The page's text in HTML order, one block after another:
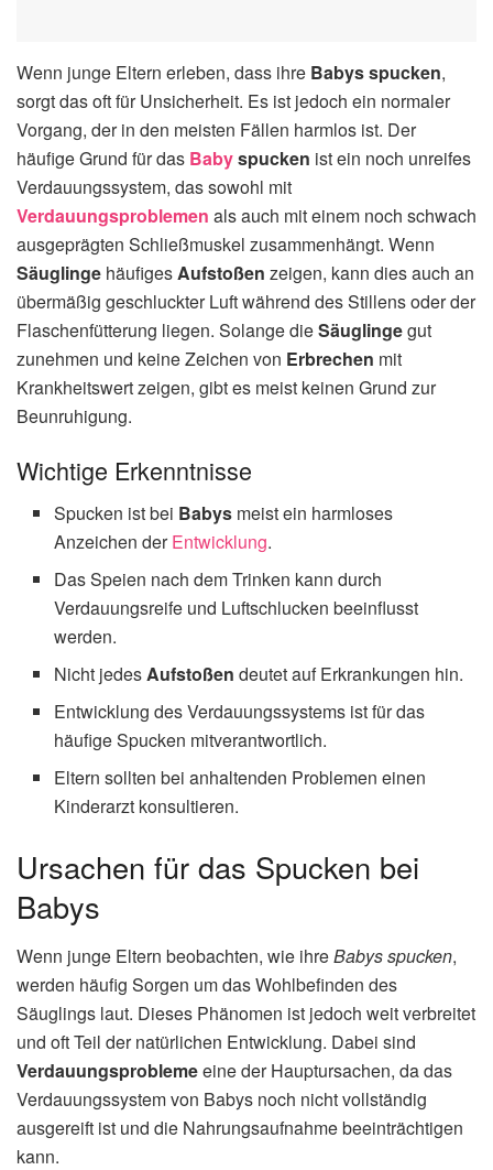
Wenn junge Eltern erleben, dass ihre Babys spucken,
sorgt das oft für Unsicherheit. Es ist jedoch ein normaler
Vorgang, der in den meisten Fällen harmlos ist. Der
häufige Grund für das Babyspucken ist ein noch unreifes
Verdauungssystem, das sowohl mit
Verdauungsproblemen als auch mit einem noch schwach
ausgeprägten Schließmuskel zusammenhängt. Wenn
Säuglinge häufigesAufstoßen zeigen, kann dies auch an
übermäßig geschluckter Luft während des Stillens oder der
Flaschenfütterung liegen. Solange dieSäuglingegut
zunehmen und keine Zeichen von Erbrechen mit
Krankheitswert zeigen, gibt es meist keinen Grund zur
Beunruhigung.
Wichtige Erkenntnisse
Spucken ist bei Babys meist ein harmloses
Anzeichen derEntwicklung.
Das Speien nach dem Trinken kann durch
Verdauungsreife und Luftschlucken beeinflusst
werden.
Nicht jedesAufstoßen deutet auf Erkrankungen hin.
Entwicklung des Verdauungssystems ist für das
häufige Spucken mitverantwortlich.
Eltern sollten bei anhaltenden Problemen einen
Kinderarzt konsultieren.
Ursachen für das Spucken bei
Babys
Wenn junge Eltern beobachten, wie ihreBabys spucken,
werden häufig Sorgen um das Wohlbefinden des
Säuglings laut. Dieses Phänomen ist jedoch weit verbreitet
und oft Teil der natürlichen Entwicklung. Dabei sind
Verdauungsproblemeeine der Hauptursachen, da das
Verdauungssystem von Babys noch nicht vollständig
ausgereift ist und die Nahrungsaufnahme beeinträchtigen
kann.